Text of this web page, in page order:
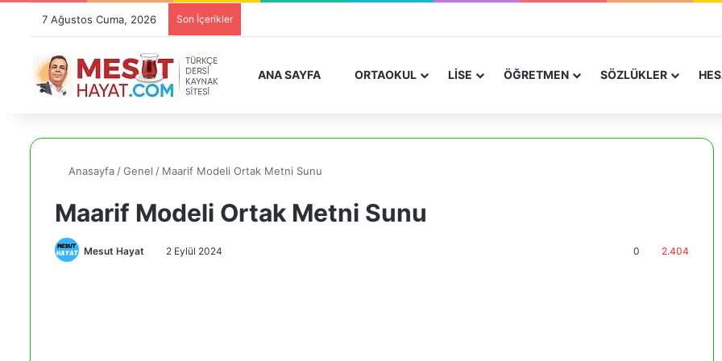
7 Ağustos Cuma, 2026 Son İçerikler
ANA SAYFA ORTAOKUL LİSE ÖĞRETMEN SÖZLÜKLER
Anasayfa /Genel / Maarif Modeli Ortak Metni Sunu
Maarif Modeli Ortak Metni Sunu
Mesut Hayat 2 Eylül 2024 0 2.404